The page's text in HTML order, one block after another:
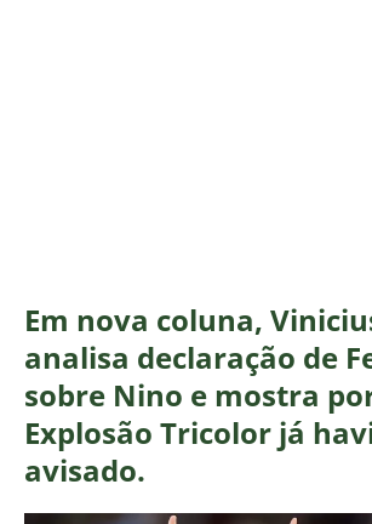
Em nova coluna,
analisa declaração de
sobre Nino e mostra
Explosão Tricolor já
avisado.